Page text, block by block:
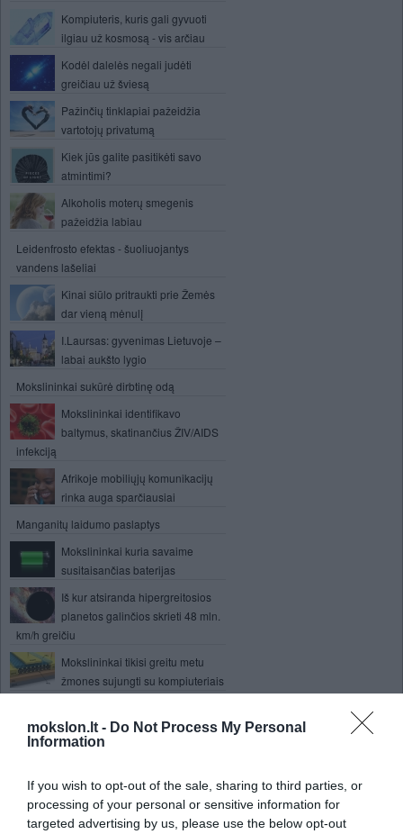
mokslon.lt - Do Not Process My Personal
Information
If you wish to opt-out of the sale, sharing to third parties, or
processing of your personal or sensitive information for
targeted advertising by us, please use the below opt-out
Kompiuteris, kuris gali gyvuoti
ilgiau už kosmosą - vis arčiau
Kodėl dalelės negali judėti
greičiau už šviesą
Pažinčių tinklapiai pažeidžia
vartotojų privatumą
Kiek jūs galite pasitikėti savo
atmintimi?
Alkoholis moterų smegenis
pažeidžia labiau
Leidenfrosto efektas - šuoliuojantys
vandens lašeliai
Kinai siūlo pritraukti prie Žemės
dar vieną mėnulį
I.Laursas: gyvenimas Lietuvoje –
labai aukšto lygio
Mokslininkai sukūrė dirbtinę odą
Mokslininkai identifikavo
baltymus, skatinančius ŽIV/AIDS
infekciją
Afrikoje mobiliųjų komunikacijų
rinka auga sparčiausiai
Manganitų laidumo paslaptys
Mokslininkai kuria savaime
susitaisančias baterijas
Iš kur atsiranda hipergreitosios
planetos galinčios skrieti 48 mln.
km/h greičiu
Mokslininkai tikisi greitu metu
žmones sujungti su kompiuteriais
praskries asteroidas
Dirbtinis intelektas aptinka
bankininkų suktybes